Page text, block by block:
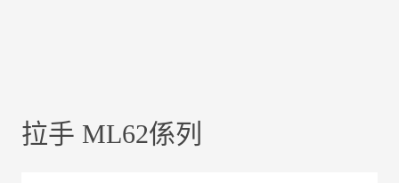
拉手 ML62係列